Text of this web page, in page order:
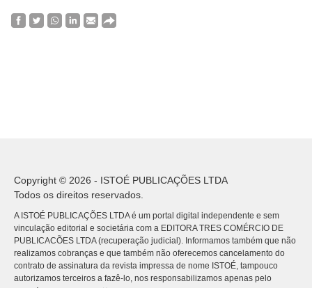
Copyright © 2026 - ISTOÉ PUBLICAÇÕES LTDA
Todos os direitos reservados.
A ISTOÉ PUBLICAÇÕES LTDA é um portal digital independente e sem
vinculação editorial e societária com a EDITORA TRES COMÉRCIO DE
PUBLICACÕES LTDA (recuperação judicial). Informamos também que não
realizamos cobranças e que também não oferecemos cancelamento do
contrato de assinatura da revista impressa de nome ISTOÉ, tampouco
autorizamos terceiros a fazê-lo, nos responsabilizamos apenas pelo